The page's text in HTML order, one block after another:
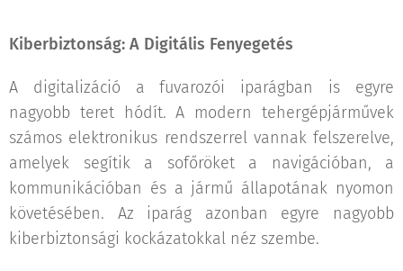
Kiberbiztonság: A Digitális Fenyegetés
A digitalizáció a fuvarozói iparágban is egyre
nagyobb teret hódít. A modern tehergépjárművek
számos elektronikus rendszerrel vannak felszerelve,
amelyek segítik a sofőröket a navigációban, a
kommunikációban és a jármű állapotának nyomon
követésében. Az iparág azonban egyre nagyobb
kiberbiztonsági kockázatokkal néz szembe.